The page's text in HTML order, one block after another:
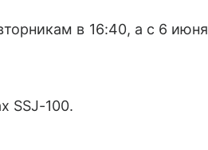
в 16:40, а с 6 июня
SSJ-100.